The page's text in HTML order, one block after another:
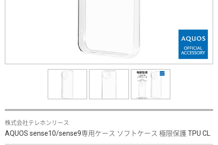
株式会社テレホンリース
AQUOS sense10/sense9専用ケース ソフトケース 極限保護 TPU CL